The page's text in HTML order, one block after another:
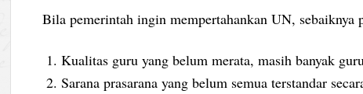
Bila pemerintah ingin mempertahankan UN, sebaiknya
Kualitas guru yang belum merata, masih banyak
Sarana prasarana yang belum semua terstandar